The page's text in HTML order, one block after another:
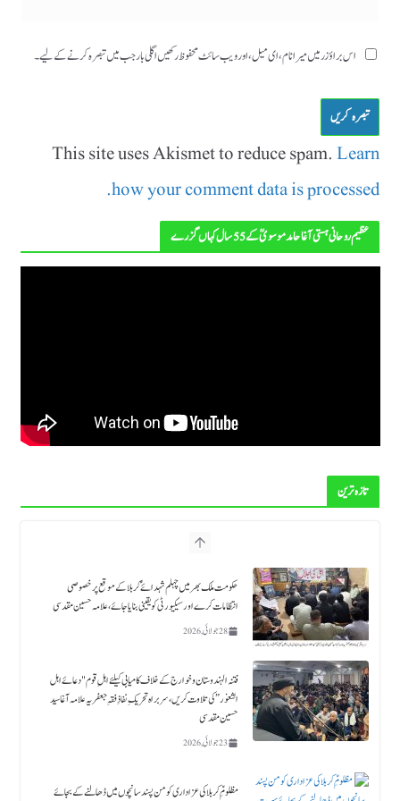
اس براؤزر میں میرا نام، ای میل، اور ویب سائٹ محفوظ رکھیں اگلی بار جب میں تبصرہ کرنے کےلیے۔
This site uses Akismet to reduce spam.Learn
how your comment data is processed.
عظیم روحانی ہستی آغا حامد موسویؒ کے 55 سال کہاں گزرے
تازہ ترین
فتنہ الہندوستان و خوارج کے خلاف کامیابی کیلئے اہلِ قوم "دعائے اہل
الثغور” کی تلاوت کریں، سربراہ تحریکِ نفاذِ فقہِ جعفریہ علامہ آغا سید
حسین مقدسی
مظلومِؑ کربلا کی عزاداری کو من پسند سانچوں میں ڈھالنے کے بجائے
سیرتِ زینبؑ و زین العابدینؑ کی اتباع کی جائے۔ علامہ آغا حسین
مقدسی